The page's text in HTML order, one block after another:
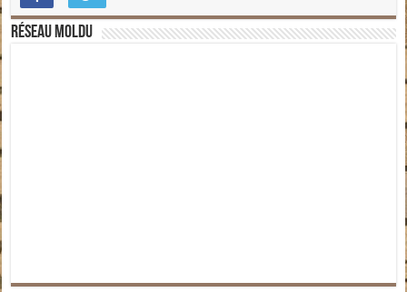
Réseau moldu